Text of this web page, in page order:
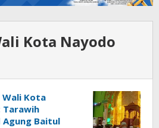
Kota Nayodo
Wali Kota
Tarawih
Agung Baitul